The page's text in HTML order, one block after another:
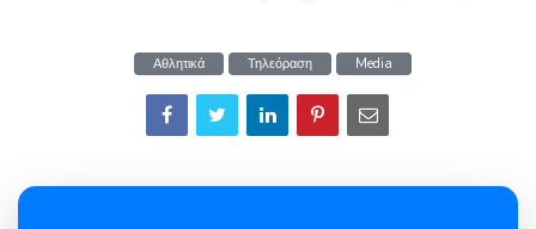
Αθλητικά Τηλεόραση Media